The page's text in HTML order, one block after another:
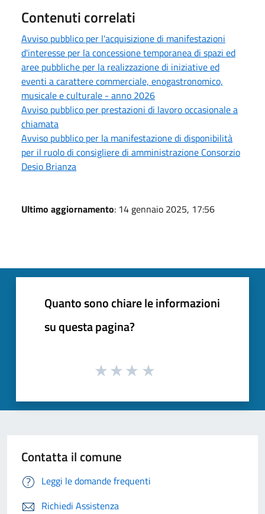
Contenuti correlati
Avviso pubblico per l'acquisizione di manifestazioni
d'interesse per la concessione temporanea di spazi ed
aree pubbliche per la realizzazione di iniziative ed
eventi a carattere commerciale, enogastronomico,
musicale e culturale - anno 2026
Avviso pubblico per prestazioni di lavoro occasionale a
chiamata
Avviso pubblico per la manifestazione di disponibilità
per il ruolo di consigliere di amministrazione Consorzio
Desio Brianza
Ultimo aggiornamento: 14 gennaio 2025, 17:56
Quanto sono chiare le informazioni
su questa pagina?
Contatta il comune
Leggi le domande frequenti
Richiedi Assistenza